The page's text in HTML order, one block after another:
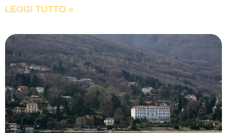
LEGGI TUTTO »